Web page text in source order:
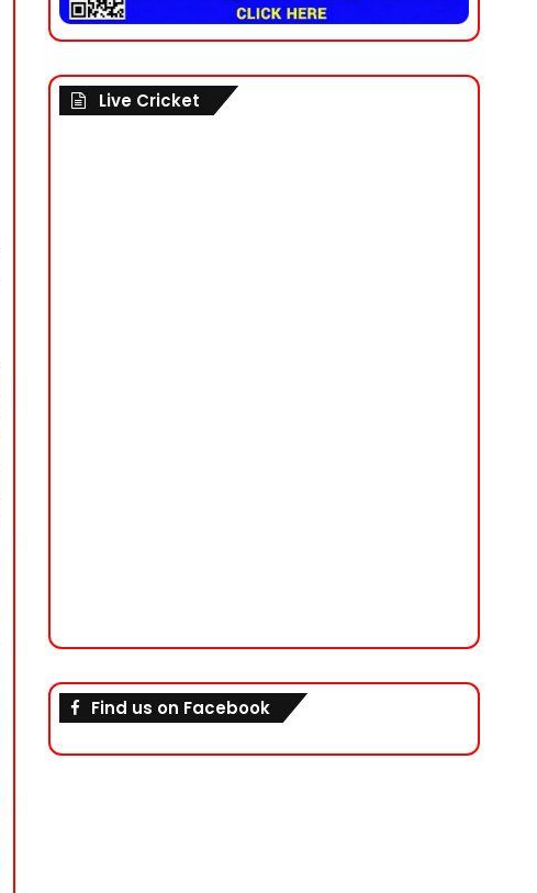
Live Cricket
Find us on Facebook